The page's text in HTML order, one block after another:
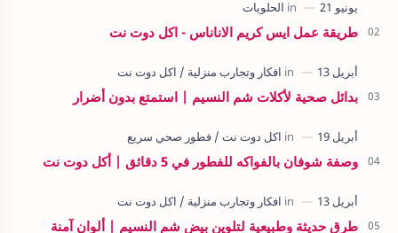
طريقة عمل ايس كريم الاناناس - اكل دوت نت
بدائل صحية لأكلات شم النسيم | استمتع بدون أضرار
وصفة شوفان بالفواكه للفطور في 5 دقائق | أكل دوت نت
طرق حديثة وطبيعية لتلوين بيض شم النسيم | ألوان آمنة